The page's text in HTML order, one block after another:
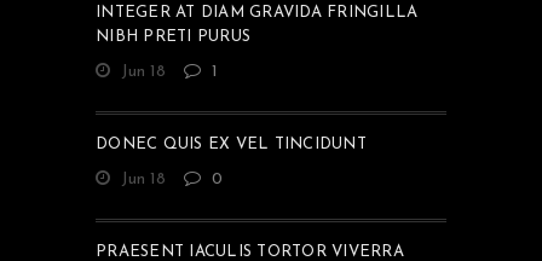
INTEGER AT DIAM GRAVIDA FRINGILLA
NIBH PRETI PURUS
Jun 18 1
DONEC QUIS EX VEL TINCIDUNT
Jun 18 0
PRAESENT IACULIS TORTOR VIVERRA